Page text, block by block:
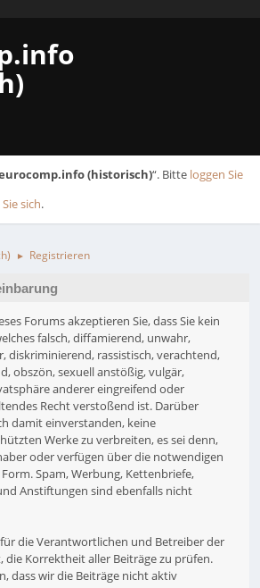
(historisch)“. Bitte loggen Sie
sich.
► Registrieren
Forums akzeptieren Sie, dass Sie kein
falsch, diffamierend, unwahr,
diskriminierend, rassistisch, verachtend,
obszön, sexuell anstößig, vulgär,
anderer eingreifend oder
Recht verstoßend ist. Darüber
damit einverstanden, keine
Werke zu verbreiten, es sei denn,
oder verfügen über die notwendigen
Spam, Werbung, Kettenbriefe,
Anstiftungen sind ebenfalls nicht
für die Verantwortlichen und Betreiber der
die Korrektheit aller Beiträge zu prüfen.
dass wir die Beiträge nicht aktiv